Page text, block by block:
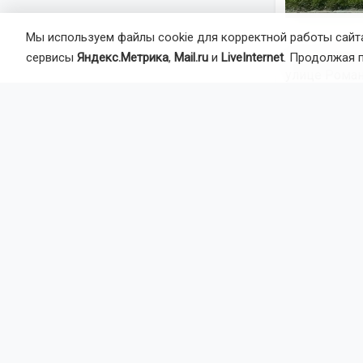
Как
Мы используем файлы cookie для корректной работы
сервисы Яндекс.Метрика, Mail.ru и LiveInternet. Продолжая